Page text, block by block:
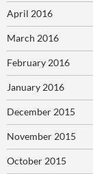
April 2016
March 2016
February 2016
January 2016
December 2015
November 2015
October 2015